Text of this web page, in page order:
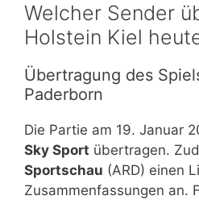
Welcher Sender
Holstein Kiel
Übertragung des
Paderborn
Die Partie am 19. Januar
Sky Sport übertragen.
Sportschau (ARD) einen
Zusammenfassungen an.